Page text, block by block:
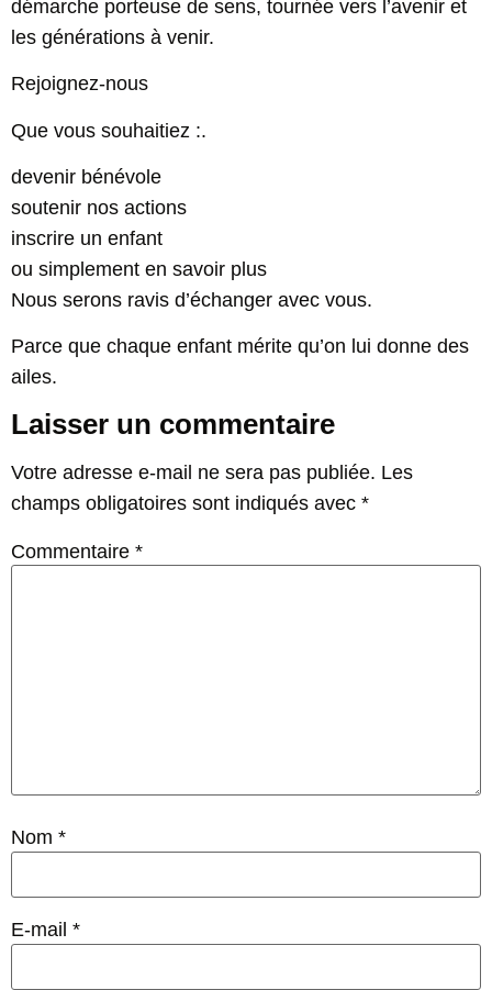
démarche porteuse de sens, tournée vers l’avenir et
les générations à venir.
Rejoignez-nous
Que vous souhaitiez :.
devenir bénévole
soutenir nos actions
inscrire un enfant
ou simplement en savoir plus
Nous serons ravis d’échanger avec vous.
Parce que chaque enfant mérite qu’on lui donne des
ailes.
Laisser un commentaire
Votre adresse e-mail ne sera pas publiée. Les
champs obligatoires sont indiqués avec *
Commentaire *
Nom *
E-mail *